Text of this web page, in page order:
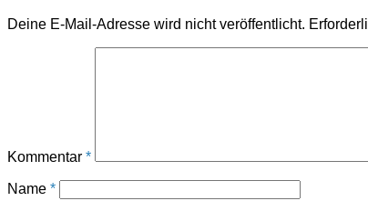
Deine E-Mail-Adresse wird nicht veröffentlicht.
Kommentar *
Name *